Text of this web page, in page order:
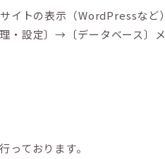
イトの表示（WordPressなど）
・設定〕→〔データベース〕
っております。